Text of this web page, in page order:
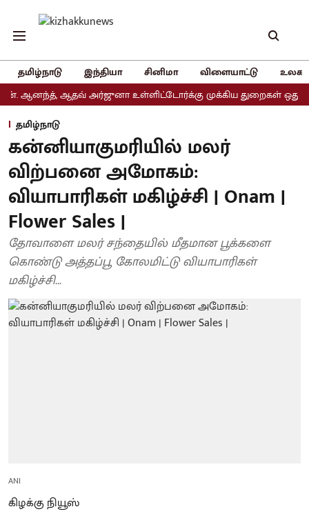
தமிழ்நாடு இந்தியா சினிமா விளையாட்டு
ஆதவ் அர்ஜுனா உள்ளிட்டோர்க்கு முக்கிய துறைகள் ஒதுக்கீடு
தமிழ்நாடு
கன்னியாகுமரியில் மலர்
விற்பனை அமோகம்:
வியாபாரிகள் மகிழ்ச்சி | Onam |
Flower Sales |
தோவாளை மலர் சந்தையில் மீதமான பூக்களை
கொண்டு அத்தப்பூ கோலமிட்டு வியாபாரிகள்
மகிழ்ச்சி...
ANI
கிழக்கு நியூஸ்